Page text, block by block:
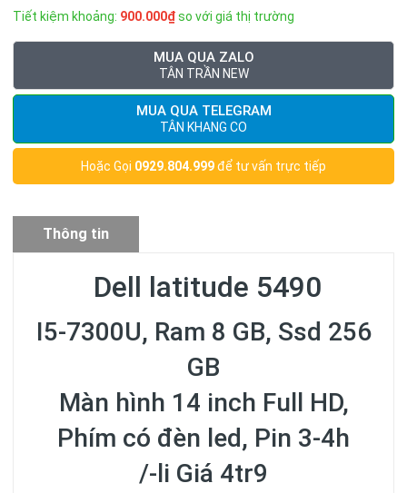
Tiết kiệm khoảng: 900.000₫so với giá thị trường
MUA QUA ZALO
TÂN TRẦN NEW
MUA QUA TELEGRAM
TÂN KHANG CO
Hoặc Gọi 0929.804.999để tư vấn trực tiếp
Thông tin
Dell latitude 5490
I5-7300U, Ram 8 GB, Ssd 256
GB
Màn hình 14 inch Full HD,
Phím có đèn led, Pin 3-4h
/-li Giá 4tr9